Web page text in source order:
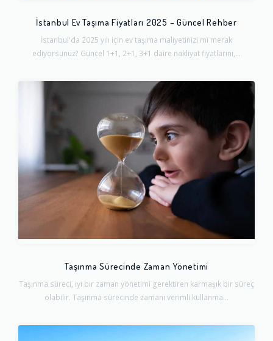
İstanbul Ev Taşıma Fiyatları 2025 – Güncel Rehber
İstanbul'da 2025 yılı için ev taşıma maliyetinizi mi merak
ediyorsunuz? Güncel 1+1, 2+1, 3+1 daire nakliyat fiyatlarını,...
Taşınma Sürecinde Zaman Yönetimi
Taşınma süreci, iyi bir zaman yönetimi gerektiren karmaşık bir süreç
olabilir. Taşınma sürecinde zamanı verimli kullanma...